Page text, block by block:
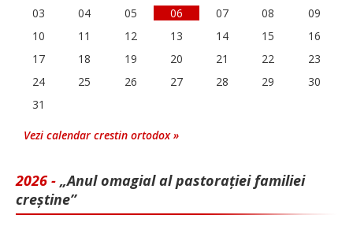
03
04 05 06 07 08
09
10
11 12 13 14 15
16
17
18 19 20 21 22
23
24
25 26 27 28 29
30
31
Vezi calendar crestin ortodox »
2026 - „Anul omagial al pastorației familiei
creștine”